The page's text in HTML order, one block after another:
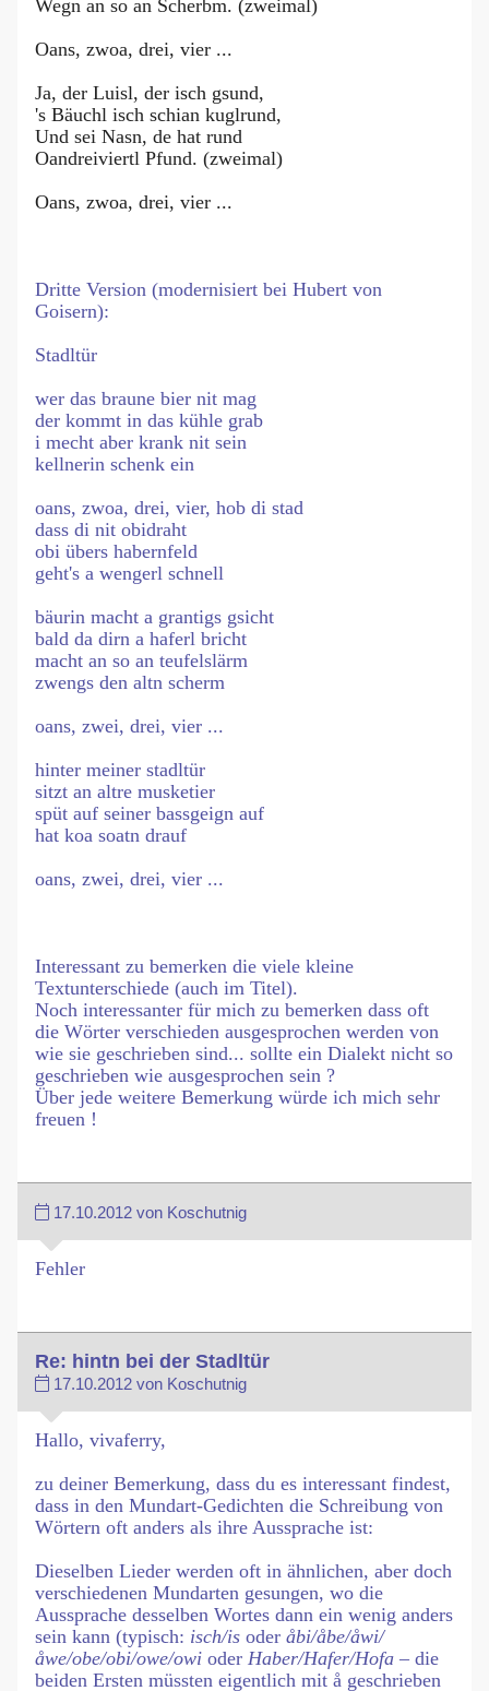
Wegn an so an Scherbm. (zweimal)
Oans, zwoa, drei, vier ...
Ja, der Luisl, der isch gsund,
's Bäuchl isch schian kuglrund,
Und sei Nasn, de hat rund
Oandreiviertl Pfund. (zweimal)
Oans, zwoa, drei, vier ...
Dritte Version (modernisiert bei Hubert von
Goisern):
Stadltür
wer das braune bier nit mag
der kommt in das kühle grab
i mecht aber krank nit sein
kellnerin schenk ein
oans, zwoa, drei, vier, hob di stad
dass di nit obidraht
obi übers habernfeld
geht's a wengerl schnell
bäurin macht a grantigs gsicht
bald da dirn a haferl bricht
macht an so an teufelslärm
zwengs den altn scherm
oans, zwei, drei, vier ...
hinter meiner stadltür
sitzt an altre musketier
spüt auf seiner bassgeign auf
hat koa soatn drauf
oans, zwei, drei, vier ...
Interessant zu bemerken die viele kleine
Textunterschiede (auch im Titel).
Noch interessanter für mich zu bemerken dass oft
die Wörter verschieden ausgesprochen werden von
wie sie geschrieben sind... sollte ein Dialekt nicht so
geschrieben wie ausgesprochen sein ?
Über jede weitere Bemerkung würde ich mich sehr
freuen !
17.10.2012 von Koschutnig
Fehler
Re: hintn bei der Stadltür
17.10.2012 von Koschutnig
Hallo, vivaferry,
zu deiner Bemerkung, dass du es interessant findest,
dass in den Mundart-Gedichten die Schreibung von
Wörtern oft anders als ihre Aussprache ist:
Dieselben Lieder werden oft in ähnlichen, aber doch
verschiedenen Mundarten gesungen, wo die
Aussprache desselben Wortes dann ein wenig anders
sein kann (typisch: isch/is oder åbi/åbe/åwi/
åwe/obe/obi/owe/owi oder Haber/Hafer/Hofa – die
beiden Ersten müssten eigentlich mit å geschrieben